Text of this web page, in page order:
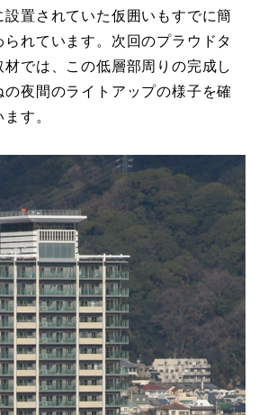
置されていた仮囲いもすでに簡
れています。次回のプラウドタ
材では、この低層部周りの完成し
夜間のライトアップの様子を確
す。